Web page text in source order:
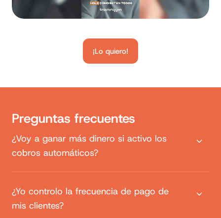
¡Lo quiero!
Preguntas frecuentes
¿Voy a ganar más dinero si activo los
cobros automáticos?
¿Yo controlo la frecuencia de pago de
mis clientes?